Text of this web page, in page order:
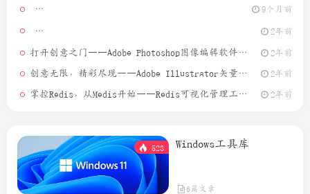
9个月前
2年前
打开创意之门——Adobe Photoshop图像编辑软件介绍 2年前
创意无限，精彩尽现——Adobe Illustrator矢量图形设计软件介绍 2年前
掌控Redis，从Medis开始——Redis可视化管理工具介绍 2年前
523 Windows工具库
6篇文章